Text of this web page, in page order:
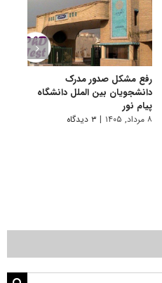
رفع مشکل صدور مدرک
دانشجویان بین الملل دانشگاه
پیام نور
۸ مرداد, ۱۴۰۵ | ۳ دیدگاه